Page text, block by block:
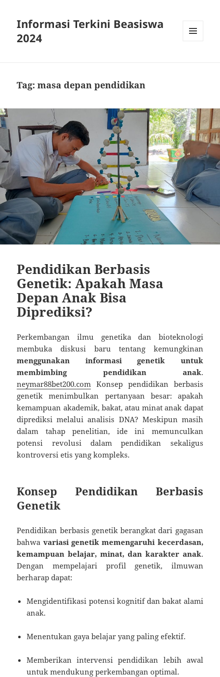
Informasi Terkini Beasiswa
2024
Tag:masa depan pendidikan
Pendidikan Berbasis
Genetik: Apakah Masa
Depan Anak Bisa
Diprediksi?
Perkembangan ilmu genetika dan bioteknologi
membuka diskusi baru tentang kemungkinan
menggunakan informasi genetik untuk
membimbing pendidikan anak.
neymar88bet200.com Konsep pendidikan berbasis
genetik menimbulkan pertanyaan besar: apakah
kemampuan akademik, bakat, atau minat anak dapat
diprediksi melalui analisis DNA? Meskipun masih
dalam tahap penelitian, ide ini memunculkan
potensi revolusi dalam pendidikan sekaligus
kontroversi etis yang kompleks.
Konsep Pendidikan Berbasis
Genetik
Pendidikan berbasis genetik berangkat dari gagasan
bahwa variasi genetik memengaruhi kecerdasan,
kemampuan belajar, minat, dan karakter anak.
Dengan mempelajari profil genetik, ilmuwan
berharap dapat:
Mengidentifikasi potensi kognitif dan bakat alami
anak.
Menentukan gaya belajar yang paling efektif.
Memberikan intervensi pendidikan lebih awal
untuk mendukung perkembangan optimal.